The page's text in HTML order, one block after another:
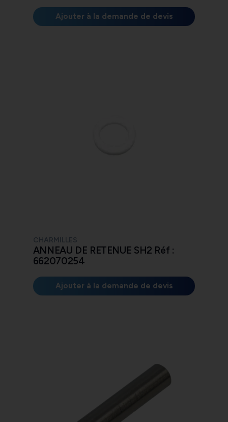
Ajouter à la demande de devis
CHARMILLES
ANNEAU DE RETENUE SH2 Réf :
662070254
Ajouter à la demande de devis